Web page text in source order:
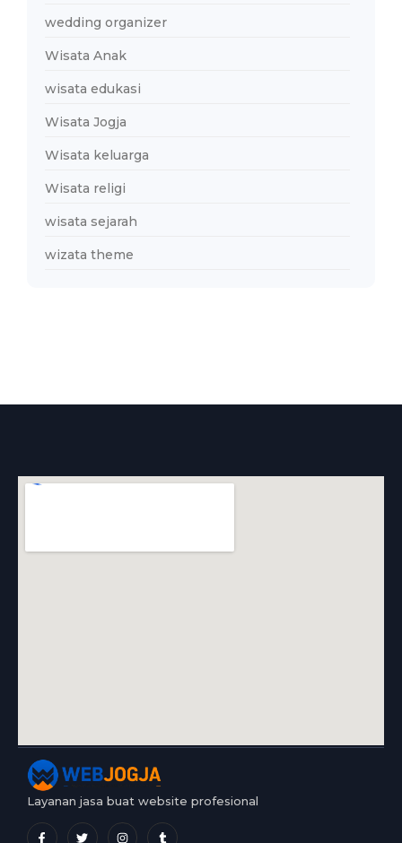
wedding organizer
Wisata Anak
wisata edukasi
Wisata Jogja
Wisata keluarga
Wisata religi
wisata sejarah
wizata theme
Layanan jasa buat website profesional